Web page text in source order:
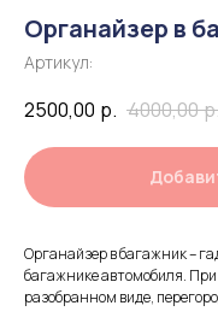
Органайзер в
Артикул:
2500,00 р. 4000,00р.
Органайзер в багажник –
багажнике автомобиля.
разобранном виде,